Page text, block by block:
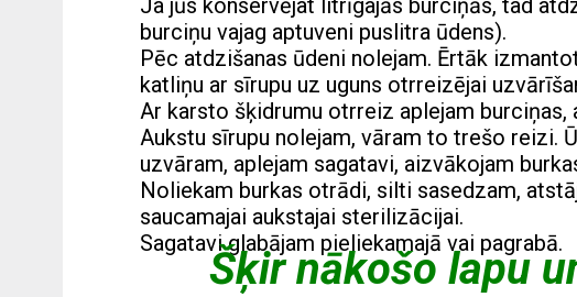
Ja jūs konservējat litrīgajās burciņās, tad
burciņu vajag aptuveni puslitra ūdens).
Pēc atdzišanas ūdeni nolejam. Ērtāk
katliņu ar sīrupu uz uguns otrreizējai
Ar karsto šķidrumu otrreiz aplejam
Aukstu sīrupu nolejam, vāram to trešo reizi.
uzvāram, aplejam sagatavi, aizvākojam
Noliekam burkas otrādi, silti sasedzam,
saucamajai aukstajai sterilizācijai.
Sagatavi glabājam pieliekamajā vai pagrabā.
Šķir nākošo lapu